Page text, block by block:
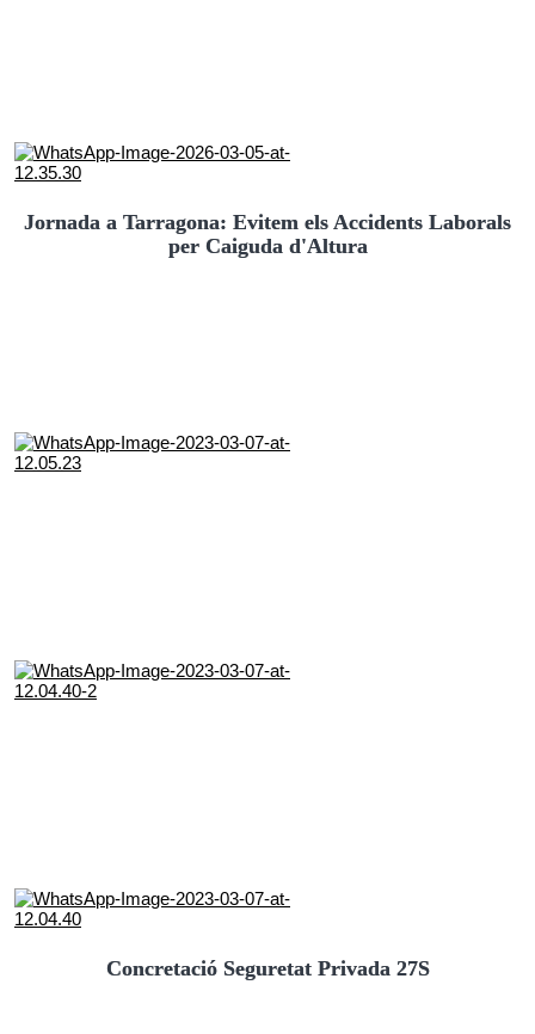
Jornada a Tarragona: Evitem els Accidents Laborals
per Caiguda d'Altura
Concretació Seguretat Privada 27S